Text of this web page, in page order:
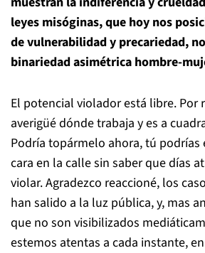
leyes misóginas, que hoy nos
de vulnerabilidad y precariedad,
binariedad asimétrica hombre-
El potencial violador está libre. Por
averigüé dónde trabaja y es a
Podría topármelo ahora, tú podrías
cara en la calle sin saber que días
violar. Agradezco reaccioné, los
han salido a la luz pública, y, mas
que no son visibilizados
estemos atentas a cada instante,